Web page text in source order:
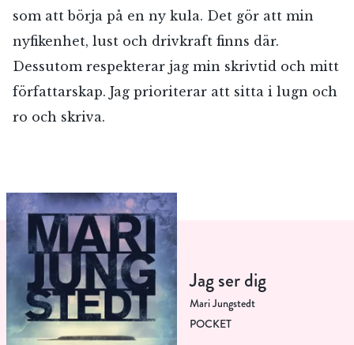
som att börja på en ny kula. Det gör att min
nyfikenhet, lust och drivkraft finns där.
Dessutom respekterar jag min skrivtid och mitt
författarskap. Jag prioriterar att sitta i lugn och
ro och skriva.
Jag ser dig
Mari Jungstedt
POCKET